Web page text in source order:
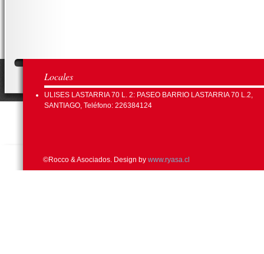
Locales
ULISES LASTARRIA 70 L. 2: PASEO BARRIO LASTARRIA 70 L.2,
SANTIAGO, Teléfono: 226384124
©Rocco & Asociados. Design by www.ryasa.cl